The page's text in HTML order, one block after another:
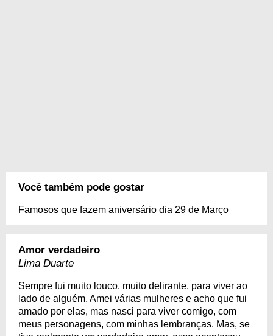
Você também pode gostar
Famosos que fazem aniversário dia 29 de Março
Amor verdadeiro
Lima Duarte
Sempre fui muito louco, muito delirante, para viver ao
lado de alguém. Amei várias mulheres e acho que fui
amado por elas, mas nasci para viver comigo, com
meus personagens, com minhas lembranças. Mas, se